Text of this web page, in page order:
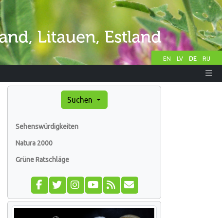
EN LV DE RU
Suchen
Sehenswürdigkeiten
Natura 2000
Grüne Ratschläge